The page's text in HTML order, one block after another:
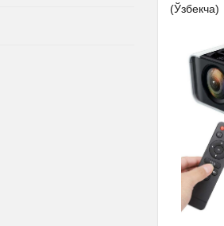
(Ўзбекча)